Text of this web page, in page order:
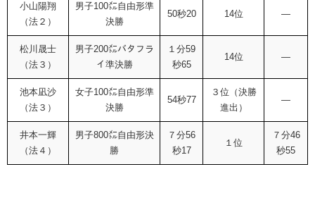
小山陽翔
（法２）
男子100㍍自由形準
決勝
50秒20 14位 ―
松川晟士
（法３）
男子200㍍バタフラ
イ準決勝
１分59
秒65
14位 ―
池本凪沙
（法３）
女子100㍍自由形準
決勝
54秒77
３位（決勝
進出）
―
井本一輝
（法４）
男子800㍍自由形決
勝
７分56
秒17
１位
７分46
秒55